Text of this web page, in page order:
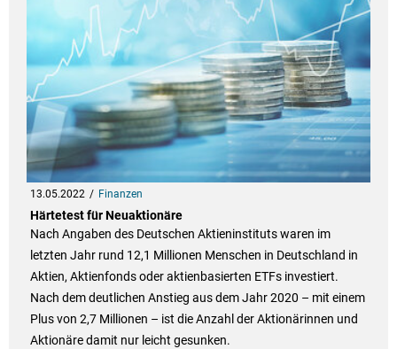
13.05.2022 Finanzen
Härtetest für Neuaktionäre
Nach Angaben des Deutschen Aktieninstituts waren im
letzten Jahr rund 12,1 Millionen Menschen in Deutschland in
Aktien, Aktienfonds oder aktienbasierten ETFs investiert.
Nach dem deutlichen Anstieg aus dem Jahr 2020 – mit einem
Plus von 2,7 Millionen – ist die Anzahl der Aktionärinnen und
Aktionäre damit nur leicht gesunken.